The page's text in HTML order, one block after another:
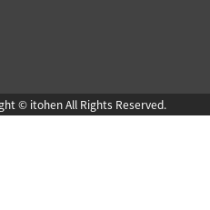
© itohen All Rights Reserved.